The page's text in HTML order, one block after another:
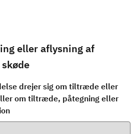
eller aflysning af
deklaration eller skøde
drejer sig om tiltræde eller
om tiltræde, påtegning eller